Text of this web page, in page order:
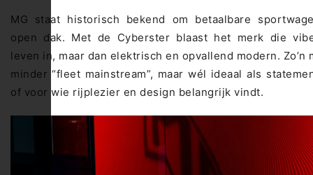
MG staat historisch bekend om betaalbare
open dak. Met de Cyberster blaast het merk die
leven in, maar dan elektrisch en opvallend modern. Zo’n
minder “fleet mainstream”, maar wél ideaal als
of voor wie rijplezier en design belangrijk vindt.